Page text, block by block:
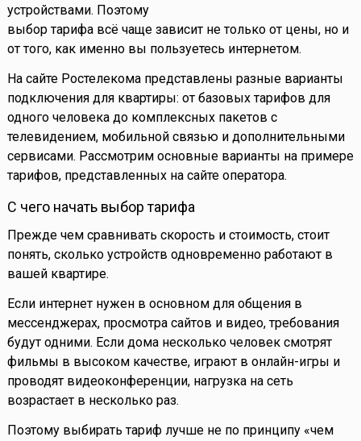
устройствами. Поэтому
выбор тарифа всё чаще зависит не только от цены, но и
от того, как именно вы пользуетесь интернетом.
На сайте Ростелекома представлены разные варианты
подключения для квартиры: от базовых тарифов для
одного человека до комплексных пакетов с
телевидением, мобильной связью и дополнительными
сервисами. Рассмотрим основные варианты на примере
тарифов, представленных на сайте оператора.
С чего начать выбор тарифа
Прежде чем сравнивать скорость и стоимость, стоит
понять, сколько устройств одновременно работают в
вашей квартире.
Если интернет нужен в основном для общения в
мессенджерах, просмотра сайтов и видео, требования
будут одними. Если дома несколько человек смотрят
фильмы в высоком качестве, играют в онлайн-игры и
проводят видеоконференции, нагрузка на сеть
возрастает в несколько раз.
Поэтому выбирать тариф лучше не по принципу «чем